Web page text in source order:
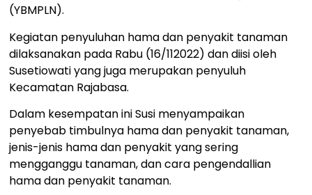
(YBMPLN).
Kegiatan penyuluhan hama dan penyakit tanaman
dilaksanakan pada Rabu (16/112022) dan diisi oleh
Susetiowati yang juga merupakan penyuluh
Kecamatan Rajabasa.
Dalam kesempatan ini Susi menyampaikan
penyebab timbulnya hama dan penyakit tanaman,
jenis-jenis hama dan penyakit yang sering
mengganggu tanaman, dan cara pengendallian
hama dan penyakit tanaman.